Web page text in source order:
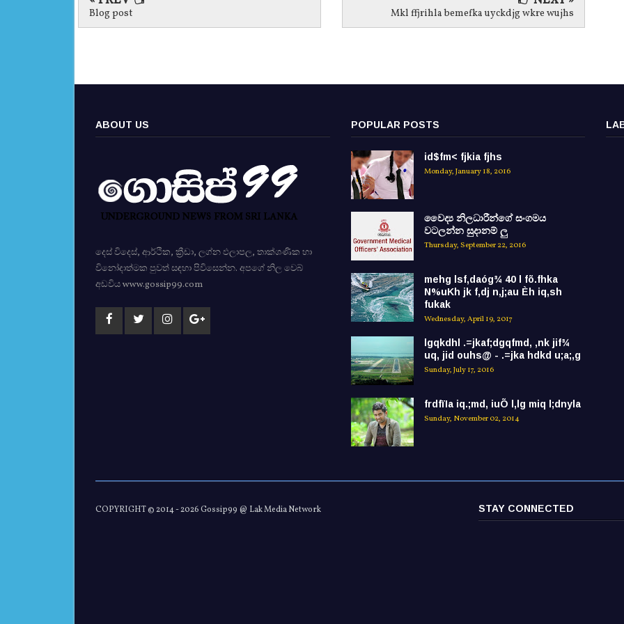
Blog post Mkl ffjrihla bemefka uyckdjg wkre wujhs
ABOUT US
දෙස් විදෙස්, ආර්ථික, ක්‍රීඩා, ලග්න ඵලාපල, තාක්ශණික හා
විනෝදාත්මක පුවත් සඳහා පිවිසෙන්න. අපගේ නිල වෙබ්
අඩවිය www.gossip99.com
POPULAR POSTS
id$fm< fjkia fjhs
Monday, January 18, 2016
වෛද්‍ය නිලධාරීන්ගේ සංගමය
වටලන්න සුදානම් ලු
Thursday, September 22, 2016
mehg lsf,daóg¾ 40 l fõ.fhka
N%uKh jk f,dj n,j;au Èh iq,sh
fukak
Wednesday, April 19, 2017
lgqkdhl .=jkaf;dgqfmd, ,nk jif¾
uq, jid ouhs@ - .=jka hdkd u;a;,g
Sunday, July 17, 2016
frdfïIa iq.;md, iuÕ l,lg miq l;dnyla
Sunday, November 02, 2014
COPYRIGHT © 2014 -2026 Gossip99 @ Lak Media Network STAY CONNECTED